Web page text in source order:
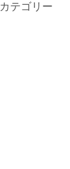
カテゴリー